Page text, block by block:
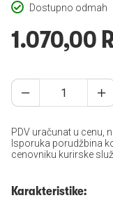
Dostupno odmah
1.070,00
PDV uračunat u cenu,
Isporuka porudžbina
cenovniku kurirske
Karakteristike: